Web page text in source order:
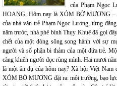
của Phạm Ngọc
HOANG. Hôm nay là XÓM BỜ MƯƠNG –
của nhà văn trẻ Phạm Ngọc Lương, từng
năm trước, nhà phê bình Thụy Khuê đã gọi
chết của một dòng sông song hành với sự
người và số phận bi thảm của một đứa trẻ.
càng khiến người đọc rùng mình. Hai mươi
là một ẩn dụ của hôm nay? Xã hội Việt Nam
XÓM BỜ MƯƠNG đặt ra: môi trường, bạo